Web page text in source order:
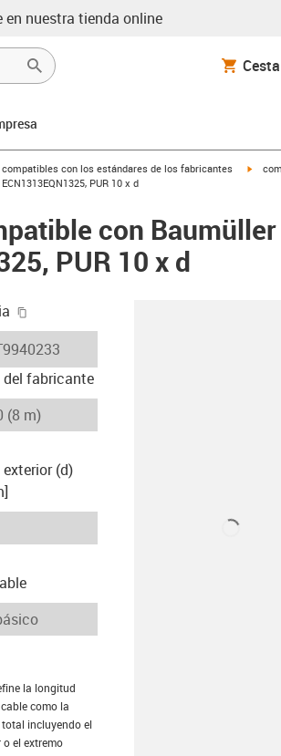
en nuestra tienda online
con los estándares de los fabricantes igus-
PUR 10 x d
con Baumüller
PUR 10 x d
lieferzeit
del fabricante
(d)
infola longitud
como la
incluyendo el
el extremo